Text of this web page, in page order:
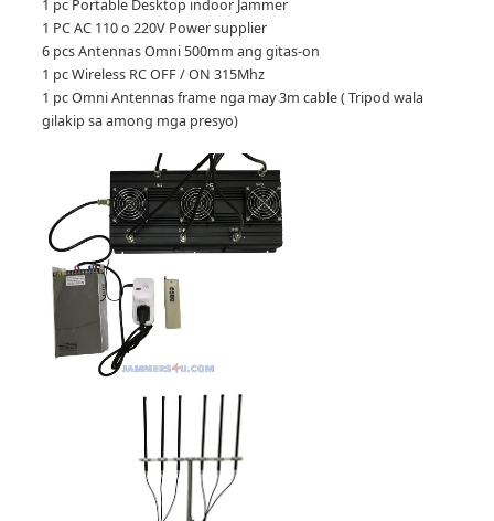
1 pc Portable Desktop indoor Jammer
1 PC AC 110 o 220V Power supplier
6 pcs Antennas Omni 500mm ang gitas-on
1 pc Wireless RC OFF / ON 315Mhz
1 pc Omni Antennas frame nga may 3m cable ( Tripod wala
gilakip sa among mga presyo)